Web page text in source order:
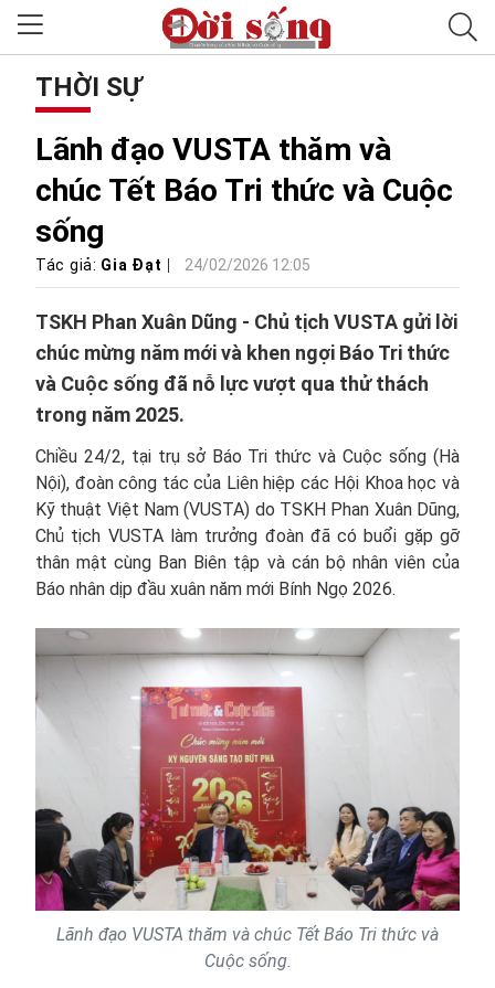
THỜI SỰ
Lãnh đạo VUSTA thăm và
chúc Tết Báo Tri thức và Cuộc
sống
Tác giả: Gia Đạt 24/02/2026 12:05
TSKH Phan Xuân Dũng - Chủ tịch VUSTA gửi lời
chúc mừng năm mới và khen ngợi Báo Tri thức
và Cuộc sống đã nỗ lực vượt qua thử thách
trong năm 2025.
Chiều 24/2, tại trụ sở Báo Tri thức và Cuộc sống (Hà
Nội), đoàn công tác của Liên hiệp các Hội Khoa học và
Kỹ thuật Việt Nam (VUSTA) do TSKH Phan Xuân Dũng,
Chủ tịch VUSTA làm trưởng đoàn đã có buổi gặp gỡ
thân mật cùng Ban Biên tập và cán bộ nhân viên của
Báo nhân dịp đầu xuân năm mới Bính Ngọ 2026.
Lãnh đạo VUSTA thăm và chúc Tết Báo Tri thức và
Cuộc sống.